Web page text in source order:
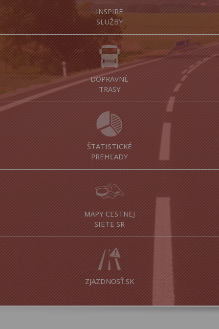
INSPIRE
SLUŽBY
DOPRAVNÉ
TRASY
ŠTATISTICKÉ
PREHĽADY
MAPY CESTNEJ
SIETE SR
ZJAZDNOSŤ.SK